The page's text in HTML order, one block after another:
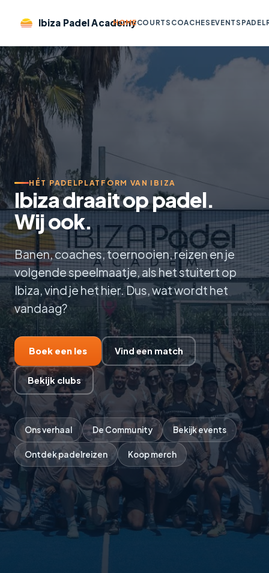
Ibiza Padel Academy
HOMECOURTS COACHES EVENTS
HÉT PADELPLATFORM VAN IBIZA
Ibiza draait op padel.
Wij ook.
Banen, coaches, toernooien, reizen en je
volgende speelmaatje, als het stuitert op
Ibiza, vind je het hier. Dus, wat wordt het
vandaag?
Boek een les Vind een match
Bekijk clubs
Ons verhaal De Community Bekijk events
Ontdek padelreizen Koop merch